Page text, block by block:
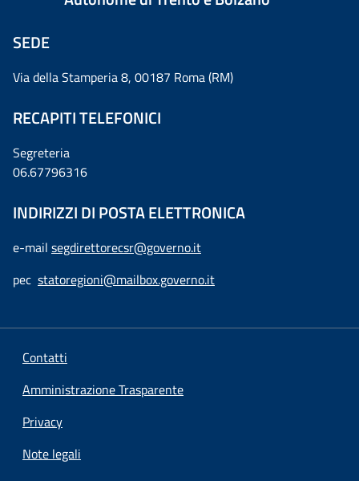
SEDE
Via della Stamperia 8, 00187 Roma (RM)
RECAPITI TELEFONICI
Segreteria
06.67796316
INDIRIZZI DI POSTA ELETTRONICA
e-mail segdirettorecsr@governo.it
pec statoregioni@mailbox.governo.it
Contatti
Amministrazione Trasparente
Privacy
Note legali